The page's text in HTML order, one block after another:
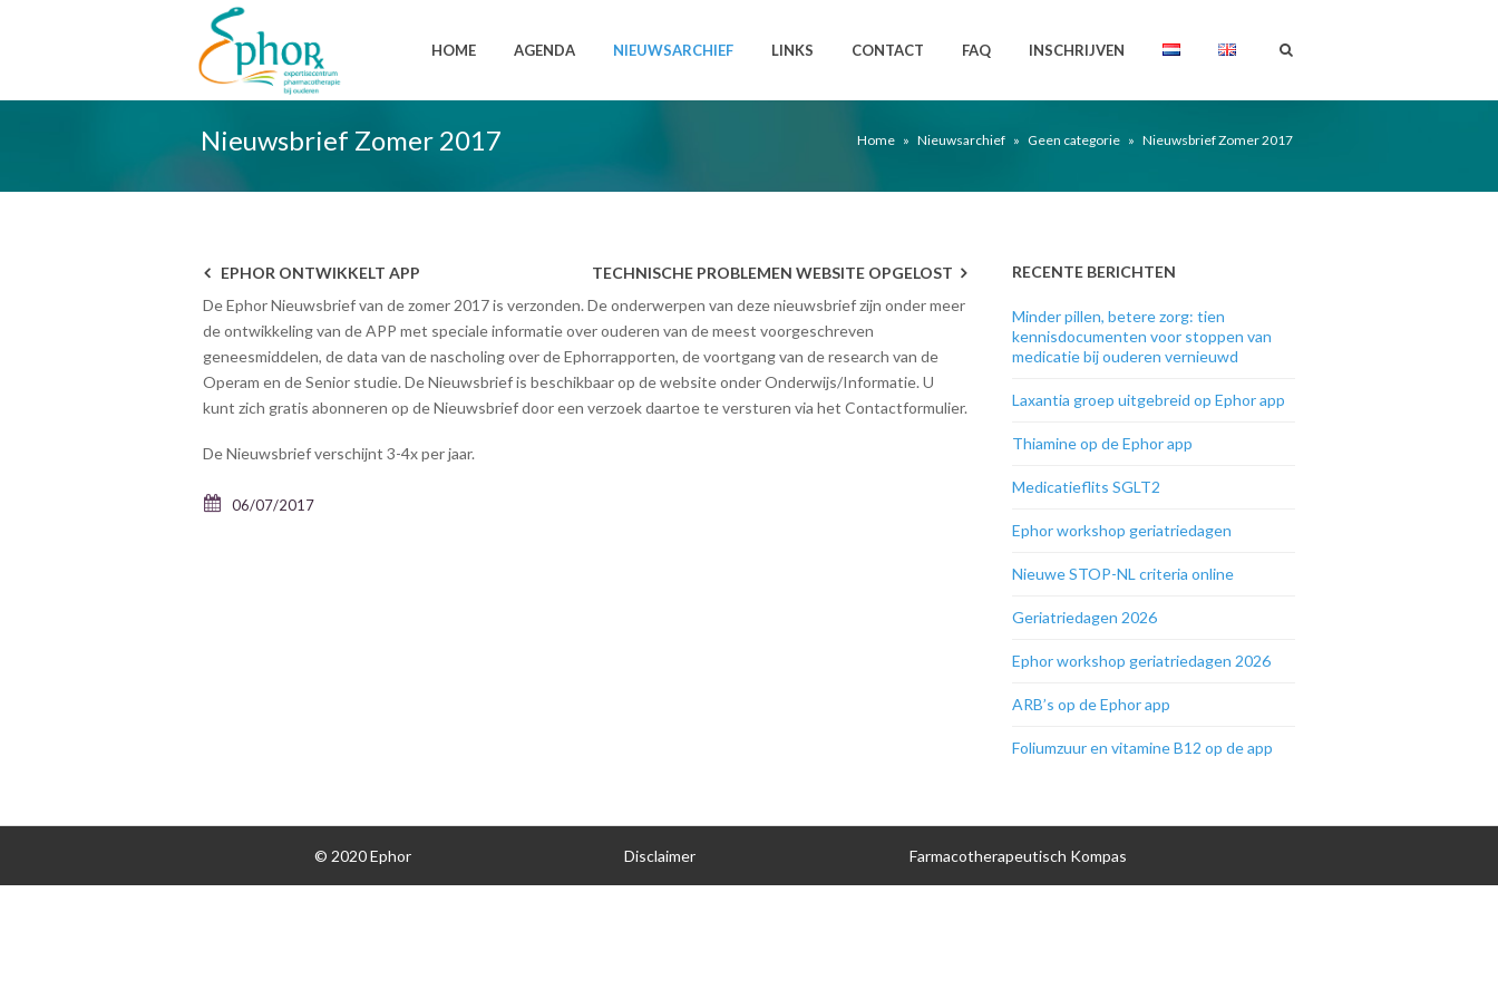
HOME AGENDA NIEUWSARCHIEF LINKS CONTACT FAQ INSCHRIJVEN
Nieuwsbrief Zomer 2017 Home » Nieuwsarchief » Geen categorie » Nieuwsbrief Zomer 2017
EPHOR ONTWIKKELT APP
TECHNISCHE PROBLEMEN WEBSITE OPGELOST
De Ephor Nieuwsbrief van de zomer 2017 is verzonden. De onderwerpen van deze nieuwsbrief zijn onder meer
de ontwikkeling van de APP met speciale informatie over ouderen van de meest voorgeschreven
geneesmiddelen, de data van de nascholing over de Ephorrapporten, de voortgang van de research van de
Operam en de Senior studie. De Nieuwsbrief is beschikbaar op de website onder Onderwijs/Informatie. U
kunt zich gratis abonneren op de Nieuwsbrief door een verzoek daartoe te versturen via het Contactformulier.
De Nieuwsbrief verschijnt 3-4x per jaar.
06/07/2017
RECENTE BERICHTEN
Minder pillen, betere zorg: tien
kennisdocumenten voor stoppen van
medicatie bij ouderen vernieuwd
Laxantia groep uitgebreid op Ephor app
Thiamine op de Ephor app
Medicatieflits SGLT2
Ephor workshop geriatriedagen
Nieuwe STOP-NL criteria online
Geriatriedagen 2026
Ephor workshop geriatriedagen 2026
ARB’s op de Ephor app
Foliumzuur en vitamine B12 op de app
© 2020 Ephor Disclaimer Farmacotherapeutisch Kompas